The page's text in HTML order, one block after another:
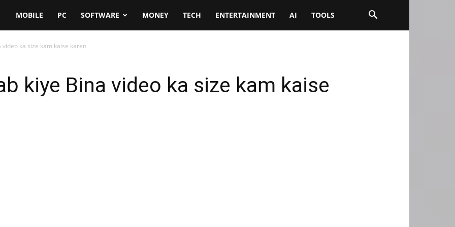
MOBILE PC SOFTWARE MONEY TECH ENTERTAINMENT AI TOOLS
ka size kam kaise karen
kiye Bina video ka size kam kaise